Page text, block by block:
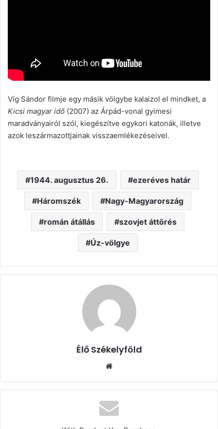
Víg Sándor filmje egy másik völgybe kalaizol el mindket, a
Kicsi magyar idő (2007) az Árpád-vonal gyimesi
maradványairól szól, kiegészítve egykori katonák, illetve
azok leszármazottjainak visszaemlékezéseivel.
1944. augusztus 26. ezeréves határ
Háromszék Nagy-Magyarország
román átállás szovjet áttörés
Úz-völgye
Élő Székelyföld